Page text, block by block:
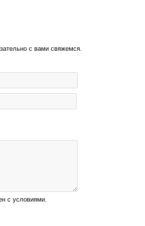
с вами свяжемся.
с условиями.